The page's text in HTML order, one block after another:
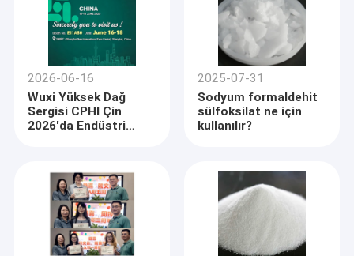
2026-06-16
Wuxi Yüksek Dağ
Sergisi CPHI Çin
2026'da Endüstri
2025-07-31
Sodyum formaldehit
sülfoksilat ne için
kullanılır?